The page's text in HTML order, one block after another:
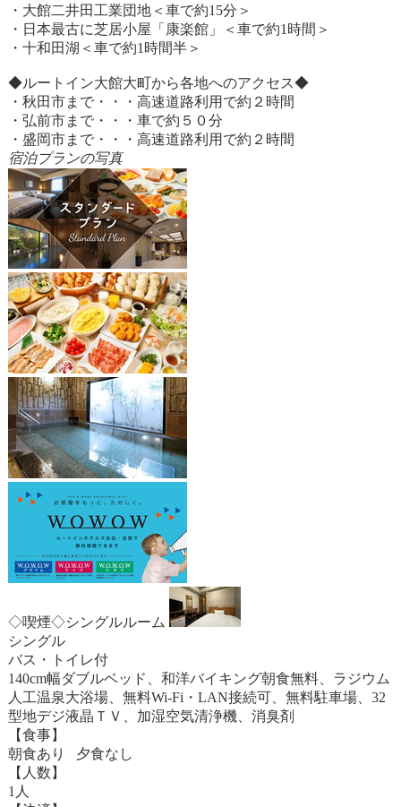
・大館二井田工業団地＜車で約15分＞
・日本最古に芝居小屋「康楽館」＜車で約1時間＞
・十和田湖＜車で約1時間半＞
◆ルートイン大館大町から各地へのアクセス◆
・秋田市まで・・・高速道路利用で約２時間
・弘前市まで・・・車で約５０分
・盛岡市まで・・・高速道路利用で約２時間
宿泊プランの写真
◇喫煙◇シングルルーム
シングル
バス・トイレ付
140cm幅ダブルベッド、和洋バイキング朝食無料、ラジウム
人工温泉大浴場、無料Wi-Fi・LAN接続可、無料駐車場、32
型地デジ液晶ＴＶ、加湿空気清浄機、消臭剤
【食事】
朝食あり 夕食なし
【人数】
1人